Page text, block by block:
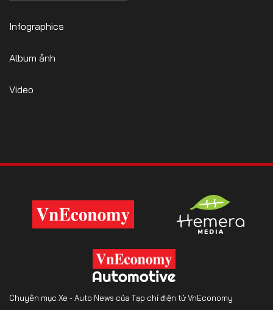
Infographics
Album ảnh
Video
Chuyên mục Xe - Auto News của Tạp chí điện tử VnEconomy